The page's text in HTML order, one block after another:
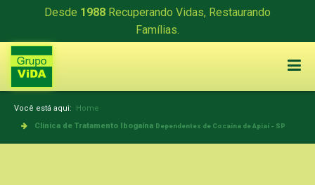
Desde 1988 Recuperando Vidas, Restaurando
Famílias.
Você está aqui: Home
Clinica de Tratamento Ibogaína Dependentes de Cocaína de Apiaí - SP